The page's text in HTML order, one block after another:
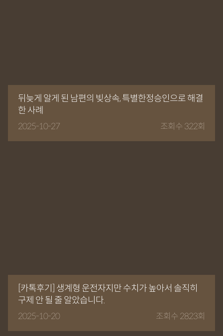
뒤늦게 알게 된 남편의 빚상속, 특별한정승인으로 해결
한 사례
2025-10-27 조회수 322회
[카톡후기] 생계형 운전자지만 수치가 높아서 솔직히
구제 안 될 줄 알았습니다.
2025-10-20 조회수 2823회